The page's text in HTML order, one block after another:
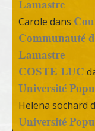
Lamastre
Carole dans
Communauté
Lamastre
COSTE LUC
Université
Helena sochard
Université